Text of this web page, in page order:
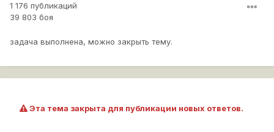
1 176 публикаций
39 803 боя
задача выполнена, можно закрыть тему.
Эта тема закрыта для публикации новых ответов.